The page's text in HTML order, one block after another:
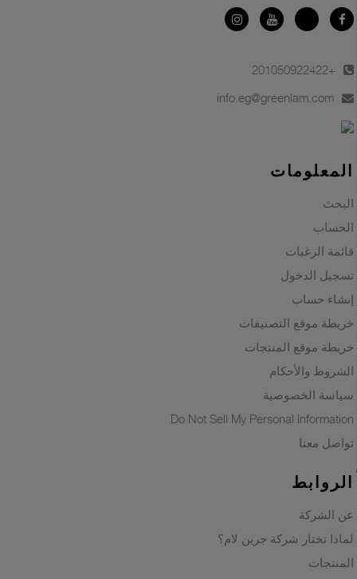
+201050922422
info.eg@greenlam.com
المعلومات
البحث
الحساب
قائمة الرغبات
تسجيل الدخول
إنشاء حساب
خريطة موقع التصنيفات
خريطة موقع المنتجات
الشروط والأحكام
سياسة الخصوصية
Do Not Sell My Personal Information
تواصل معنا
الروابط
عن الشركة
لماذا تختار شركة جرين لام؟
المنتجات